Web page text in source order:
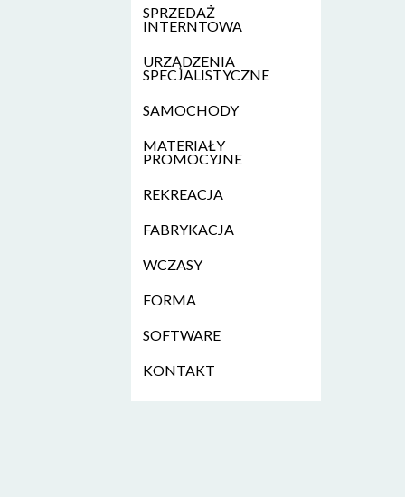
SPRZEDAŻ
INTERNTOWA
URZĄDZENIA
SPECJALISTYCZNE
SAMOCHODY
MATERIAŁY
PROMOCYJNE
REKREACJA
FABRYKACJA
WCZASY
FORMA
SOFTWARE
KONTAKT